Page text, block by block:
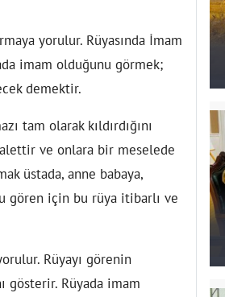
yorulur. Rüyasında İmam
imam olduğunu görmek;
demektir.
tam olarak kıldırdığını
ve onlara bir meselede
üstada, anne babaya,
gören için bu rüya itibarlı ve
Rüyayı görenin
gösterir. Rüyada imam